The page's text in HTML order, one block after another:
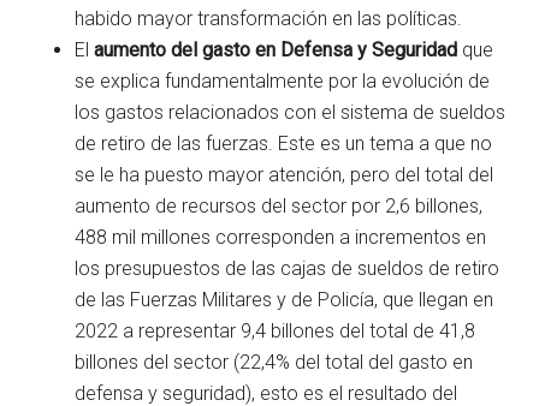
habido mayor transformación en las políticas.
Elaumento del gasto en Defensa y Seguridad que
se explica fundamentalmente por la evolución de
los gastos relacionados con el sistema de sueldos
de retiro de las fuerzas. Este es un tema a que no
se le ha puesto mayor atención, pero del total del
aumento de recursos del sector por 2,6 billones,
488 mil millones corresponden a incrementos en
los presupuestos de las cajas de sueldos de retiro
de las Fuerzas Militares y de Policía, que llegan en
2022 a representar 9,4 billones del total de 41,8
billones del sector (22,4% del total del gasto en
defensa y seguridad), esto es el resultado del